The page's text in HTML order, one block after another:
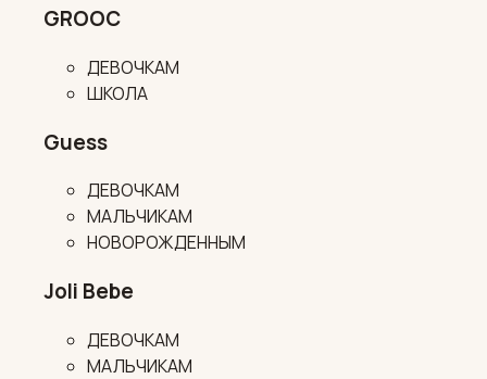
GROOC
ДЕВОЧКАМ
ШКОЛА
Guess
ДЕВОЧКАМ
МАЛЬЧИКАМ
НОВОРОЖДЕННЫМ
Joli Bebe
ДЕВОЧКАМ
МАЛЬЧИКАМ